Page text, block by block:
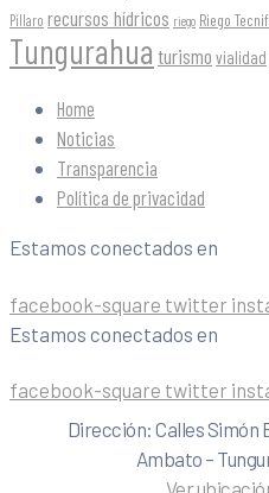
Píllaro recursos hídricos riego Riego
Tungurahua turismo vialidad
Home
Noticias
Transparencia
Política de privacidad
Estamos conectados en
facebook-square twitter
Estamos conectados en
facebook-square twitter
Dirección: Calles Simón
Ambato –